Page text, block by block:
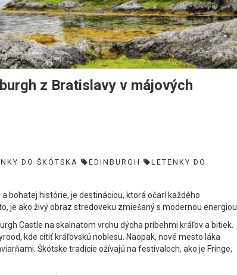
z Bratislavy v májových
DO ŠKÓTSKA EDINBURGH
LETENKY DO
bohatej histórie, je destináciou, ktorá očarí každého
je ako živý obraz stredoveku zmiešaný s modernou energiou.
Castle na skalnatom vrchu dýcha príbehmi kráľov a bitiek.
kde cítiť kráľovskú noblesu. Naopak, nové mesto láka
Škótske tradície ožívajú na festivaloch, ako je Fringe,